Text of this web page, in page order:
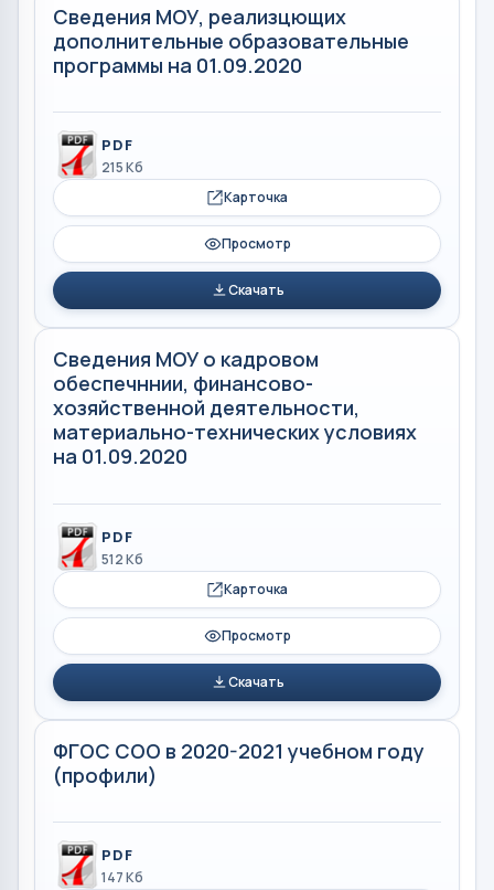
Сведения МОУ, реализцющих
дополнительные образовательные
программы на 01.09.2020
PDF
215 Кб
Карточка
Просмотр
Скачать
Сведения МОУ о кадровом
обеспечннии, финансово-
хозяйственной деятельности,
материально-технических условиях
на 01.09.2020
PDF
512 Кб
Карточка
Просмотр
Скачать
ФГОС СОО в 2020-2021 учебном году
(профили)
PDF
147 Кб